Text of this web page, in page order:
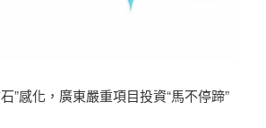
”感化，廣東嚴重項目投資“馬不停蹄”